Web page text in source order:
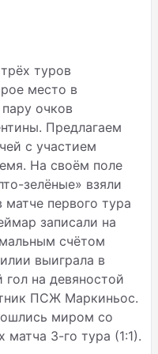
туров
место в
очков
Предлагаем
с участием
На своём поле
зелёные» взяли
первого тура
записали на
счётом
выиграла в
гол на девяностой
ПСЖ Маркиньос.
миром со
3-го тура (1:1).